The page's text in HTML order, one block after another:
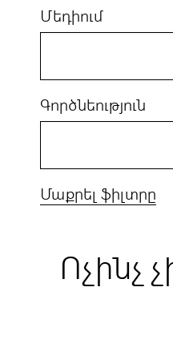
Մեդիում
Գործնեություն
Մաքրել ֆիլտրը
Ոչինչ